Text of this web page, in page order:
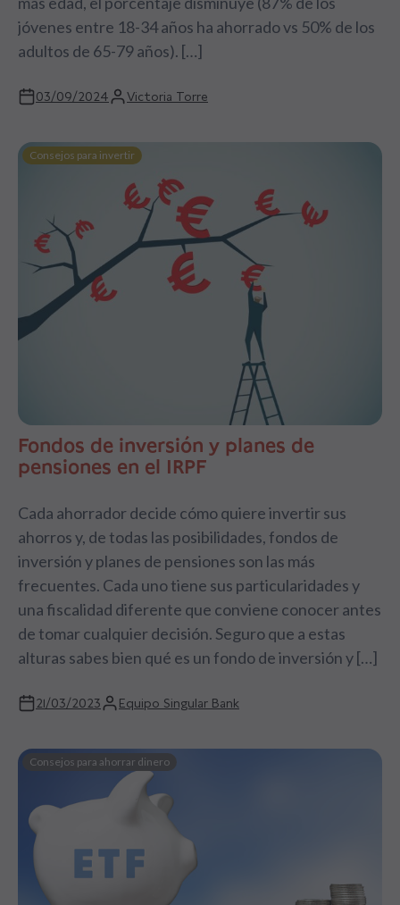
jóvenes entre 18-34 años ha ahorrado vs 50% de los
adultos de 65-79 años). […]
03/09/2024 Victoria Torre
Consejos para invertir
Fondos de inversión y planes de
pensiones en el IRPF
Cada ahorrador decide cómo quiere invertir sus
ahorros y, de todas las posibilidades, fondos de
inversión y planes de pensiones son las más
frecuentes. Cada uno tiene sus particularidades y
una fiscalidad diferente que conviene conocer antes
de tomar cualquier decisión. Seguro que a estas
alturas sabes bien qué es un fondo de inversión y […]
21/03/2023 Equipo Singular Bank
Consejos para ahorrar dinero